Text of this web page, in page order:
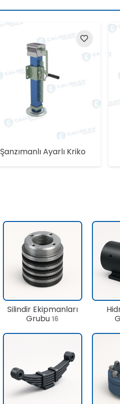
Şanzımanlı Ayarlı Kriko
Silindir Ekipmanları
Grubu16